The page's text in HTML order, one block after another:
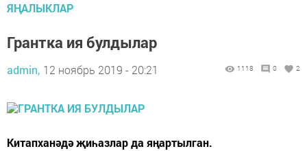
ЯҢАЛЫКЛАР
Грантка ия булдылар
admin, 12 ноябрь 2019 - 20:21 1118 0 2
Китапханәдә җиһазлар да яңартылган.